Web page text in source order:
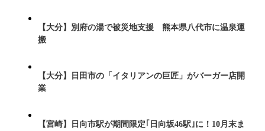
【大分】別府の湯で被災地支援 熊本県八代市に温泉運
搬
【大分】日田市の「イタリアンの巨匠」がバーガー店開
業
【宮崎】日向市駅が期間限定｢日向坂46駅｣に！10月末ま